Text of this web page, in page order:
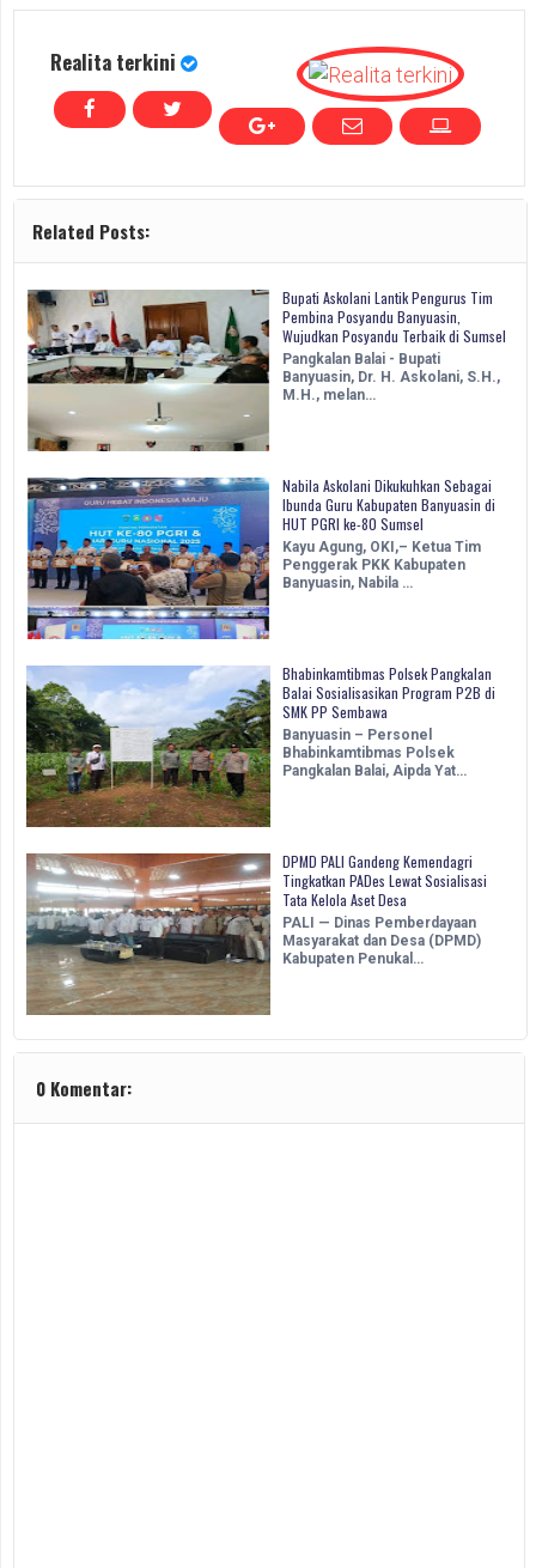
Realita terkini
Related Posts:
Bupati Askolani Lantik Pengurus Tim
Pembina Posyandu Banyuasin,
Wujudkan Posyandu Terbaik di Sumsel
Pangkalan Balai - Bupati
Banyuasin, Dr. H. Askolani, S.H.,
M.H., melan…
Nabila Askolani Dikukuhkan Sebagai
Ibunda Guru Kabupaten Banyuasin di
HUT PGRI ke-80 Sumsel
Kayu Agung, OKI,– Ketua Tim
Penggerak PKK Kabupaten
Banyuasin, Nabila …
Bhabinkamtibmas Polsek Pangkalan
Balai Sosialisasikan Program P2B di
SMK PP Sembawa
Banyuasin – Personel
Bhabinkamtibmas Polsek
Pangkalan Balai, Aipda Yat…
DPMD PALI Gandeng Kemendagri
Tingkatkan PADes Lewat Sosialisasi
Tata Kelola Aset Desa
PALI — Dinas Pemberdayaan
Masyarakat dan Desa (DPMD)
Kabupaten Penukal…
0 Komentar: